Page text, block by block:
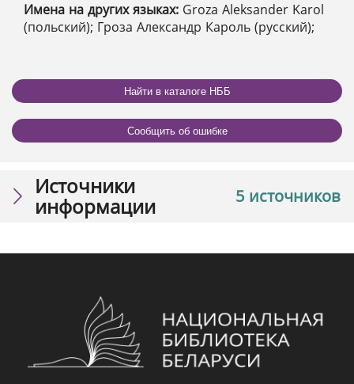
Имена на других языках: Groza Aleksander Karol
(польский); Гроза Александр Кароль (русский);
Найти в каталоге НББ
Сообщить об ошибке
5 источников
Источники
информации